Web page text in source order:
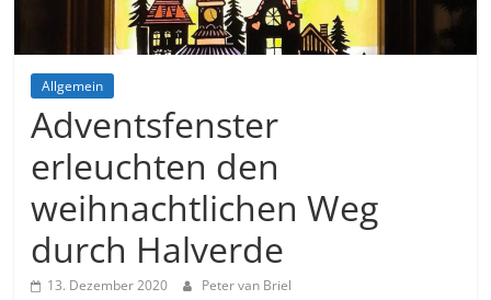
Allgemein
Adventsfenster
erleuchten den
weihnachtlichen Weg
durch Halverde
13. Dezember 2020 Peter van Briel